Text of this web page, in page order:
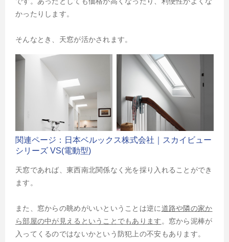
かったりします。
そんなとき、天窓が活かされます。
関連ページ：日本ベルックス株式会社｜スカイビュー
シリーズ VS(電動型)
天窓であれば、東西南北関係なく光を採り入れることができ
ます。
また、窓からの眺めがいいということは逆に道路や隣の家か
ら部屋の中が見えるということでもあります 。窓から泥棒が
入ってくるのではないかという防犯上の不安もあります。